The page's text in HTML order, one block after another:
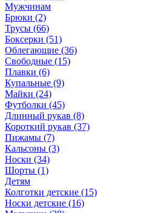
Мужчинам
Брюки (2)
Трусы (66)
Боксерки (51)
Облегающие (36)
Свободные (15)
Плавки (6)
Купальные (9)
Майки (24)
Футболки (45)
Длинный рукав (8)
Короткий рукав (37)
Пижамы (7)
Кальсоны (3)
Носки (34)
Шорты (1)
Детям
Колготки детские (15)
Носки детские (16)